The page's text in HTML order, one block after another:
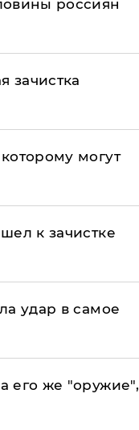
россиян
зачистка
могут
к зачистке
удар в самое
его же "оружие",